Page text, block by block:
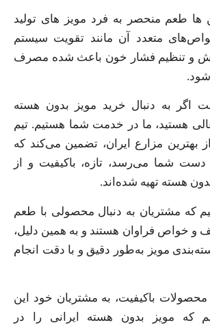
ها طعم منحصر به فرد مویز های تولید
متعدد آن مانند تقویت سیستم
و تنظیم فشار خون باعث شده مصرف
شود.
اگر به دنبال خرید مویز بدون هسته
عالی هستید، ما در خدمت شما هستیم. تیم
بهترین مزارع ایران، تضمین می‌کند که
شما می‌رسد، تازه، باکیفیت و از
هسته تهیه شده‌اند.
که مشتریان به دنبال محصولی با طعم
و خواص فراوان هستند و به همین دلیل،
مویز به‌طور دقیق و با دقت انجام
محصولات باکیفیت، به مشتریان خود این
که مویز بدون هسته ایرانی را در